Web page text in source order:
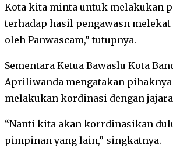
Kota kita minta untuk melakukan
terhadap hasil pengawasn
oleh Panwascam,” tutupnya.
Sementara Ketua Bawaslu Kota
Apriliwanda mengatakan pihaknya
melakukan kordinasi dengan
“Nanti kita akan korrdinasikan
pimpinan yang lain,” singkatnya.